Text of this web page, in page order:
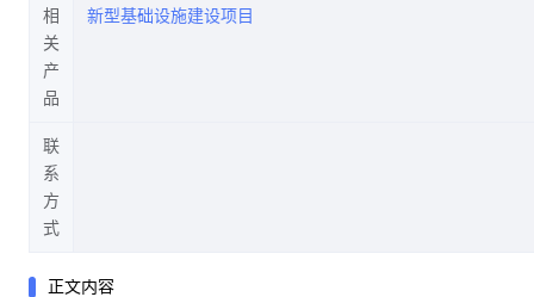
相
关
产
品
新型基础设施建设项目
联
系
方
式
正文内容